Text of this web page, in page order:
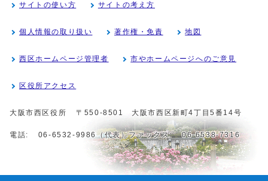
サイトの使い方 サイトの考え方
個人情報の取り扱い 著作権・免責 地図
西区ホームページ管理者 市やホームページへのご意見
区役所アクセス
大阪市西区役所 〒550-8501 大阪市西区新町4丁目5番14号
電話: 06-6532-9986（代表）ファックス: 06-6538-7316